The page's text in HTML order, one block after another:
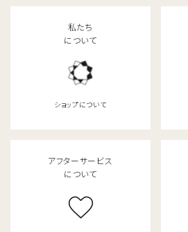
私たち
について
ショップについて
アフターサービス
について